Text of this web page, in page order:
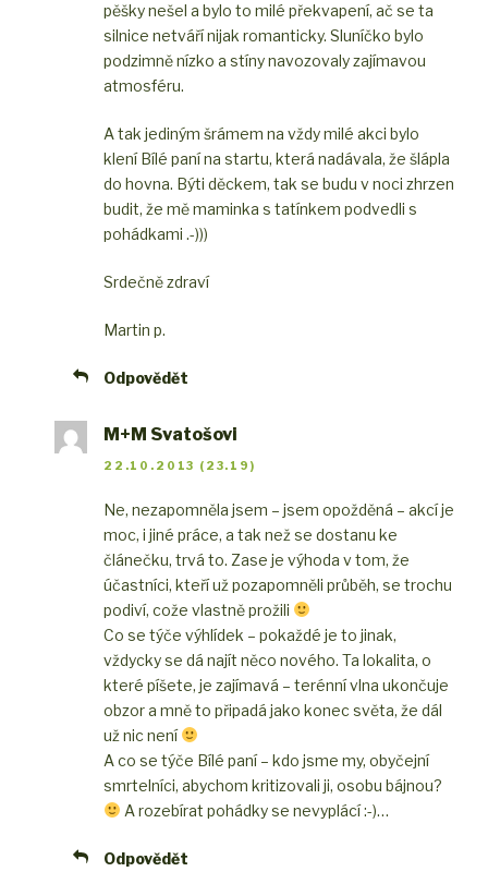
pěšky nešel a bylo to milé překvapení, ač se ta
silnice netváří nijak romanticky. Sluníčko bylo
podzimně nízko a stíny navozovaly zajímavou
atmosféru.
A tak jediným šrámem na vždy milé akci bylo
klení Bílé paní na startu, která nadávala, že šlápla
do hovna. Býti děckem, tak se budu v noci zhrzen
budit, že mě maminka s tatínkem podvedli s
pohádkami .-)))
Srdečně zdraví
Martin p.
Odpovědět
M+M Svatošovi
22.10.2013 (23.19)
Ne, nezapomněla jsem – jsem opožděná – akcí je
moc, i jiné práce, a tak než se dostanu ke
článečku, trvá to. Zase je výhoda v tom, že
účastníci, kteří už pozapomněli průběh, se trochu
podiví, cože vlastně prožili
Co se týče výhlídek – pokaždé je to jinak,
vždycky se dá najít něco nového. Ta lokalita, o
které píšete, je zajímavá – terénní vlna ukončuje
obzor a mně to připadá jako konec světa, že dál
už nic není
A co se týče Bílé paní – kdo jsme my, obyčejní
smrtelníci, abychom kritizovali ji, osobu bájnou?
A rozebírat pohádky se nevyplácí :-)…
Odpovědět